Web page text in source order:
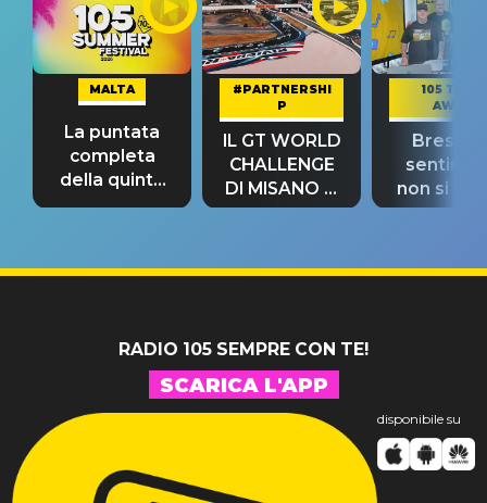
MALTA
La puntata
completa
della quinta
tappa
#PARTNERSHI
P
IL GT WORLD
CHALLENGE
DI MISANO si
riconferma
105 TAKE
AWAY
Bresh:
non si
fino alla
RADIO 105 SEMPRE CON TE!
SCARICA L'APP
disponibile su